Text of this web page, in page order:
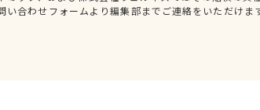
合わせフォームより編集部までご連絡をいただけま